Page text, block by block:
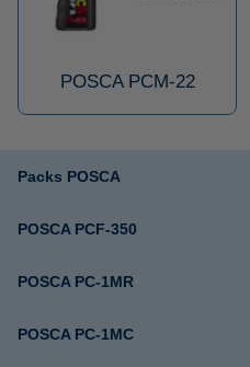
POSCA PCM-22
Packs POSCA
POSCA PCF-350
POSCA PC-1MR
POSCA PC-1MC